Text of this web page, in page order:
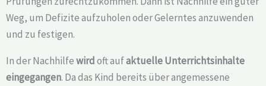
Weg, um Defizite aufzuholen oder Gelerntes anzuwenden
und zu festigen.
In der Nachhilfewirdoft aufaktuelle Unterrichtsinhalte
eingegangen. Da das Kind bereits über angemessene